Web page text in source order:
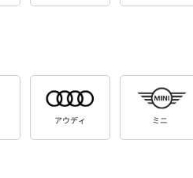
アウディ ミニ